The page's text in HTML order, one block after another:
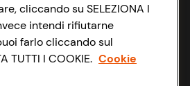
BOLOGNA
Imprese
cliccando su SELEZIONA I
intendi rifiutarne
farlo cliccando sul
TUTTI I COOKIE. Cookie